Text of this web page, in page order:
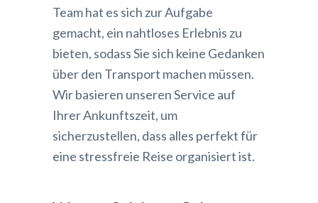
Team hat es sich zur Aufgabe
gemacht, ein nahtloses Erlebnis zu
bieten, sodass Sie sich keine Gedanken
über den Transport machen müssen.
Wir basieren unseren Service auf
Ihrer Ankunftszeit, um
sicherzustellen, dass alles perfekt für
eine stressfreie Reise organisiert ist.